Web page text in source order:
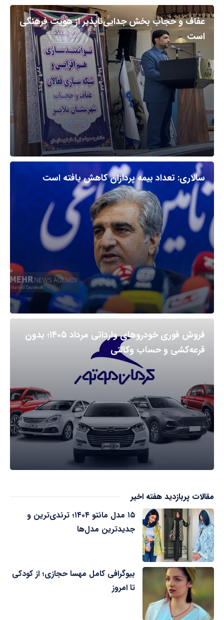
عفاف و حجاب بخش جدایی‌ناپذیر از هویت فرهنگی
است
سالاری: تعداد بیمه پردازان کاهش یافته است
فروش فوری خودروهای وارداتی مرداد ۱۴۰۵؛ بدون
قرعه‌کشی و حساب وکالتی
مقالات پربازدید هفته اخیر
۱۵ مدل مانتو ۱۴۰۴؛ ترندی‌ترین و
جدیدترین مدل‌ها
بیوگرافی کامل مهسا حجازی؛ از کودکی
تا امروز